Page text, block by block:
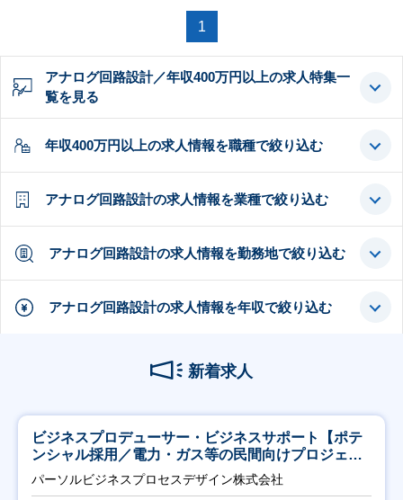
1
アナログ回路設計／年収400万円以上の求人特集一
覧を見る
年収400万円以上の求人情報を職種で絞り込む
アナログ回路設計の求人情報を業種で絞り込む
アナログ回路設計の求人情報を勤務地で絞り込む
アナログ回路設計の求人情報を年収で絞り込む
新着求人
ビジネスプロデューサー・ビジネスサポート【ポテ
ンシャル採用／電力・ガス等の民間向けプロジェク
ト推進】
パーソルビジネスプロセスデザイン株式会社